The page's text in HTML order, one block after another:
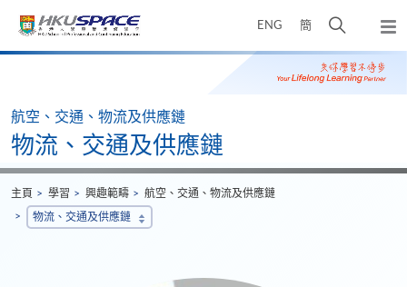
ENG 簡
開
搜
尋
彈
出
主
Main
航空、交通、物流及供應鏈
物流、交通及供應鏈
主頁 學習 興趣範疇
航空、交通、物流及供應鏈
物流、交通及供應鏈